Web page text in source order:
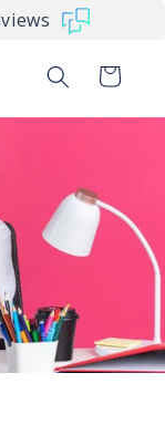
Winkelwagen